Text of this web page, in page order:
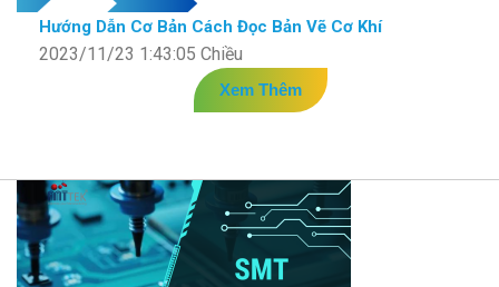
Hướng Dẫn Cơ Bản Cách Đọc Bản Vẽ Cơ Khí
2023/11/23 1:43:05 Chiều
Xem Thêm